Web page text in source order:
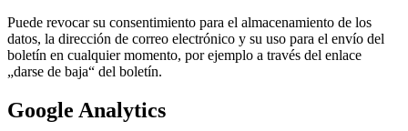
Puede revocar su consentimiento para el almacenamiento de los
datos, la dirección de correo electrónico y su uso para el envío del
boletín en cualquier momento, por ejemplo a través del enlace
„darse de baja“ del boletín.
Google Analytics